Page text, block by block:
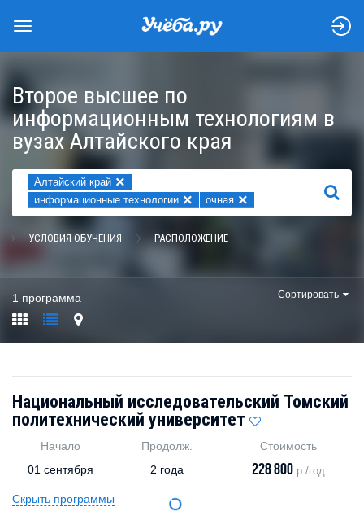
Второе высшее по
информационным технологиям в
вузах Алтайского края
Алтайский край ×
информационные технологии × очная × НАЙТИ
УСЛОВИЯ ОБУЧЕНИЯ РАСПОЛОЖЕНИЕ
1 программа Сортировать
Национальный исследовательский Томский
политехнический университет
Начало
01 сентября
Продолж.
2 года
Стоимость
228 800р./год
Скрыть программы